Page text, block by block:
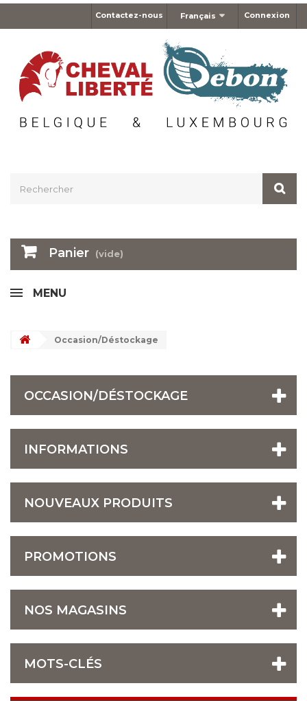
Connexion
Français
Contactez-nous
Panier (vide)
MENU
Occasion/Déstockage
OCCASION/DÉSTOCKAGE
INFORMATIONS
NOUVEAUX PRODUITS
PROMOTIONS
NOS MAGASINS
MOTS-CLÉS